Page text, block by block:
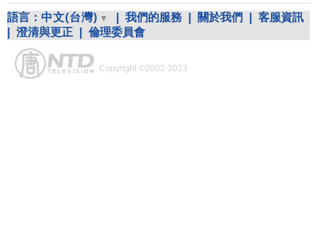
語言： 中文(台灣) 我們的服務 關於我們
客服資訊
澄清與更正 倫理委員會
Copyright ©2002-2023